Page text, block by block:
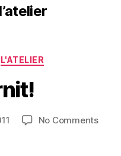
l’atelier
L'ATELIER
No Commentson